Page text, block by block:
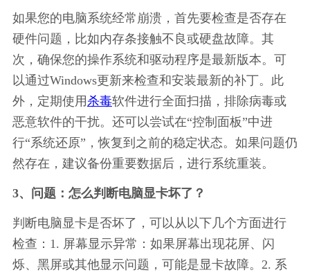
如果您的电脑系统经常崩溃，首先要检查是否存在
硬件问题，比如内存条接触不良或硬盘故障。其
次，确保您的操作系统和驱动程序是最新版本。可
以通过Windows更新来检查和安装最新的补丁。此
外，定期使用 杀毒软件进行全面扫描，排除病毒或
恶意软件的干扰。还可以尝试在“控制面板”中进
行“系统还原”，恢复到之前的稳定状态。如果问题仍
然存在，建议备份重要数据后，进行系统重装。
3、问题：怎么判断电脑显卡坏了？
判断电脑显卡是否坏了，可以从以下几个方面进行
检查：1. 屏幕显示异常：如果屏幕出现花屏、闪
烁、黑屏或其他显示问题，可能是显卡故障。2. 系